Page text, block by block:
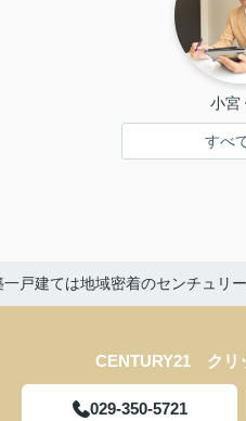
小宮
すべ
戸建ては地域密着のセンチュリ
CENTURY21 クリ
029-350-5721